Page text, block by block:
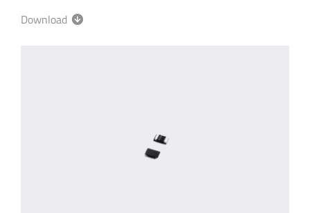
Download